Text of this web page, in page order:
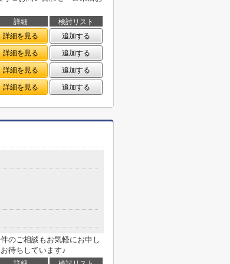
詳細
検討リスト
詳細を見る
追加する
詳細を見る
追加する
詳細を見る
追加する
詳細を見る 追加する
のご相談もお気軽にお申し
待ちしています♪